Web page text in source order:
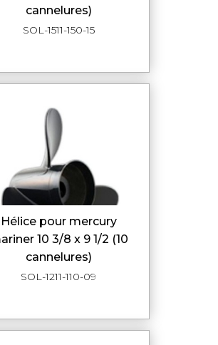
cannelures)
SOL-1511-150-15
hélice pour mercury
10 3/8 x 9 1/2 (10
cannelures)
SOL-1211-110-09